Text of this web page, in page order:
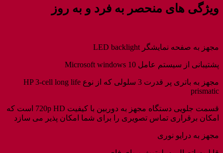
ویژگی های منحصر به فرد و به روز
مجهز به صفحه نمایشگر LED backlight
پشتیبانی از سیستم عامل Microsoft windows 10
مجهز به باتری پر قدرت 3 سلولی که از نوع HP 3-cell long life
prismatic
قسمت جلویی دستگاه مجهز به دوربین با کیفیت 720p HD است که
امکان برقراری تماس تصویری را برای شما امکان پذیر می سازد
مجهز به درایو نوری